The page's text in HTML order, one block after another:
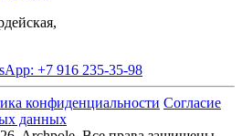
+7 916 235-35-98
конфиденциальности Согласие
данных